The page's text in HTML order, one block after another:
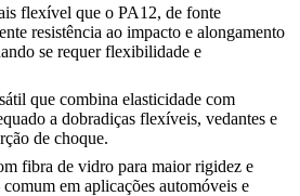
flexível que o PA12, de fonte
resistência ao impacto e alongamento
se requer flexibilidade e
que combina elasticidade com
a dobradiças flexíveis, vedantes e
de choque.
fibra de vidro para maior rigidez e
em aplicações automóveis e